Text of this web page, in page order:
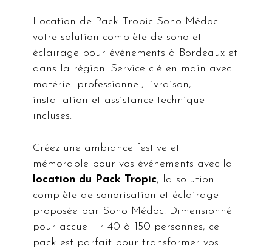
Location de Pack Tropic Sono Médoc :
votre solution complète de sono et
éclairage pour événements à Bordeaux et
dans la région. Service clé en main avec
matériel professionnel, livraison,
installation et assistance technique
incluses.
Créez une ambiance festive et
mémorable pour vos événements avec la
location du Pack Tropic, la solution
complète de sonorisation et éclairage
proposée par Sono Médoc. Dimensionné
pour accueillir 40 à 150 personnes, ce
pack est parfait pour transformer vos